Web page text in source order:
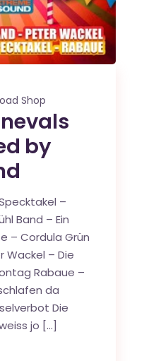
Shop
by
–
Band – Ein
– Cordula Grün
Wackel – Die
Rabaue –
da
Die
jo […]